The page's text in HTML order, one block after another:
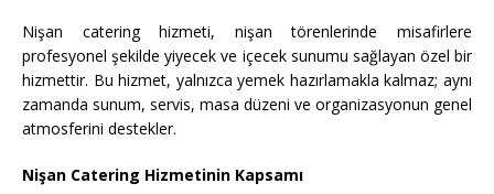
Nişan catering hizmeti, nişan törenlerinde misafirlere
profesyonel şekilde yiyecek ve içecek sunumu sağlayan özel bir
hizmettir. Bu hizmet, yalnızca yemek hazırlamakla kalmaz; aynı
zamanda sunum, servis, masa düzeni ve organizasyonun genel
atmosferini destekler.
Nişan Catering Hizmetinin Kapsamı